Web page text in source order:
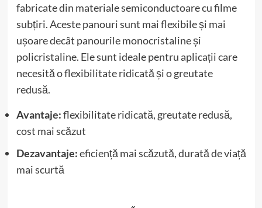
fabricate din materiale semiconductoare cu filme
subțiri. Aceste panouri sunt mai flexibile și mai
ușoare decât panourile monocristaline și
policristaline. Ele sunt ideale pentru aplicații care
necesită o flexibilitate ridicată și o greutate
redusă.
Avantaje:flexibilitate ridicată, greutate redusă,
cost mai scăzut
Dezavantaje:eficiență mai scăzută, durată de viață
mai scurtă